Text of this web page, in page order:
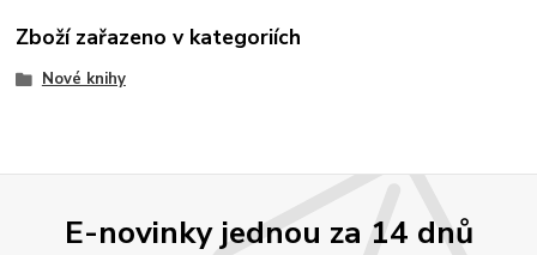
Zboží zařazeno v kategoriích
Nové knihy
E-novinky jednou za 14 dnů